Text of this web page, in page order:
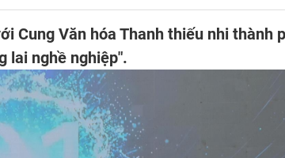
Cung Văn hóa Thanh thiếu nhi thành
lai nghề nghiệp".